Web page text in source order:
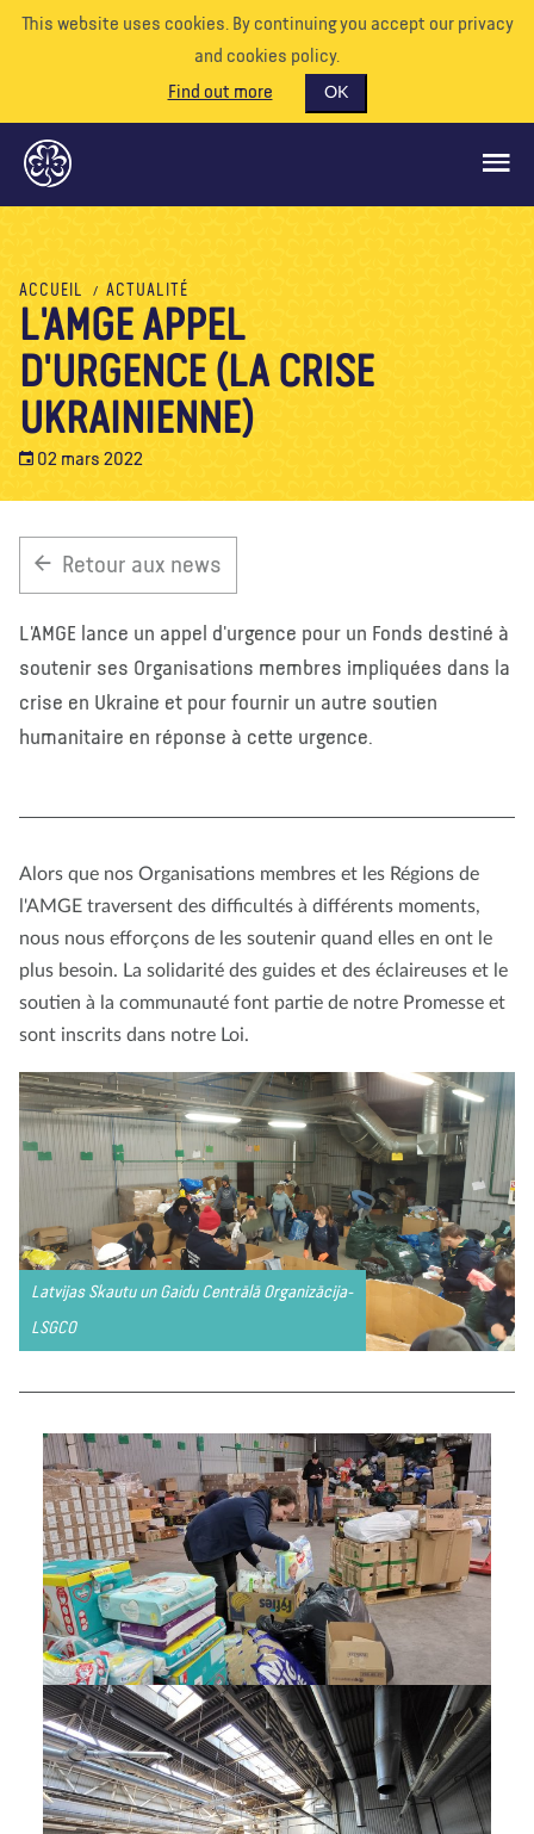
This website uses cookies. By continuing you accept our privacy
and cookies policy.
Find out more
OK
CE QUE NOUS FAISONS
SOUTENEZ-NOUS
BÉNÉVOLE
EVÉNEMENTS
NOTRE MONDE
À propos de nous Blog
ACCUEIL ACTUALITÉ
L'AMGE APPEL
D'URGENCE (LA CRISE
UKRAINIENNE)
02 mars 2022
Retour aux news
L'AMGE lance un appel d'urgence pour un Fonds destiné à
soutenir ses Organisations membres impliquées dans la
crise en Ukraine et pour fournir un autre soutien
humanitaire en réponse à cette urgence.
Alors que nos Organisations membres et les Régions de
l'AMGE traversent des difficultés à différents moments,
nous nous efforçons de les soutenir quand elles en ont le
plus besoin. La solidarité des guides et des éclaireuses et le
soutien à la communauté font partie de notre Promesse et
sont inscrits dans notre Loi.
Latvijas Skautu un Gaidu Centrālā Organizācija-
LSGCO